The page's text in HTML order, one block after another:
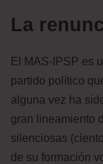
La
El MAS-IPSP es
partido político
alguna vez ha
gran lineamiento
silenciosas
de su formación